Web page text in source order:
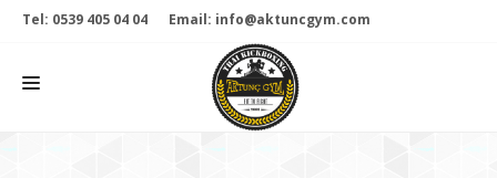
Tel: 0539 405 04 04 Email: info@aktuncgym.com